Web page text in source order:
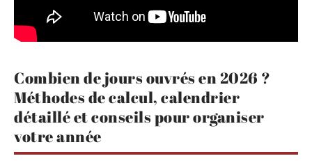
Combien de jours ouvrés en 2026 ?
Méthodes de calcul, calendrier
détaillé et conseils pour organiser
votre année